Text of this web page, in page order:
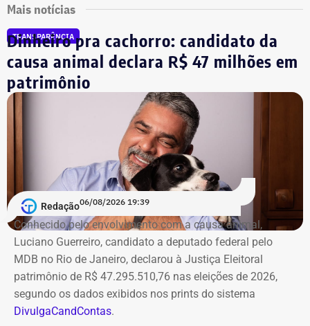
Mais notícias
TRANSPARÊNCIA
Dinheiro pra cachorro: candidato da
causa animal declara R$ 47 milhões em
patrimônio
Redação06/08/2026 19:39
Conhecido pelo envolvimento com a causa animal,
Luciano Guerreiro, candidato a deputado federal pelo
MDB no Rio de Janeiro, declarou à Justiça Eleitoral
patrimônio de R$ 47.295.510,76 nas eleições de 2026,
segundo os dados exibidos nos prints do sistema
DivulgaCandContas.